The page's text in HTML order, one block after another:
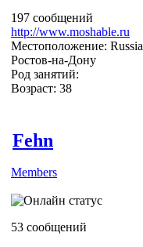
197 сообщений
http://www.moshable.ru
Местоположение: Russia
Ростов-на-Дону
Род занятий:
Возраст: 38
Fehn
Members
53 сообщений